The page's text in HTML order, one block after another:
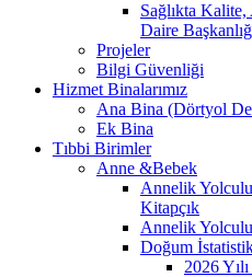
Sağlıkta Kalite,
Daire
Projeler
Bilgi Güvenliği
Hizmet Binalarımız
Ana Bina (Dörtyol
Ek Bina
Tıbbi Birimler
Anne &Bebek
Annelik
Kitapçık
Annelik
Doğum
2026